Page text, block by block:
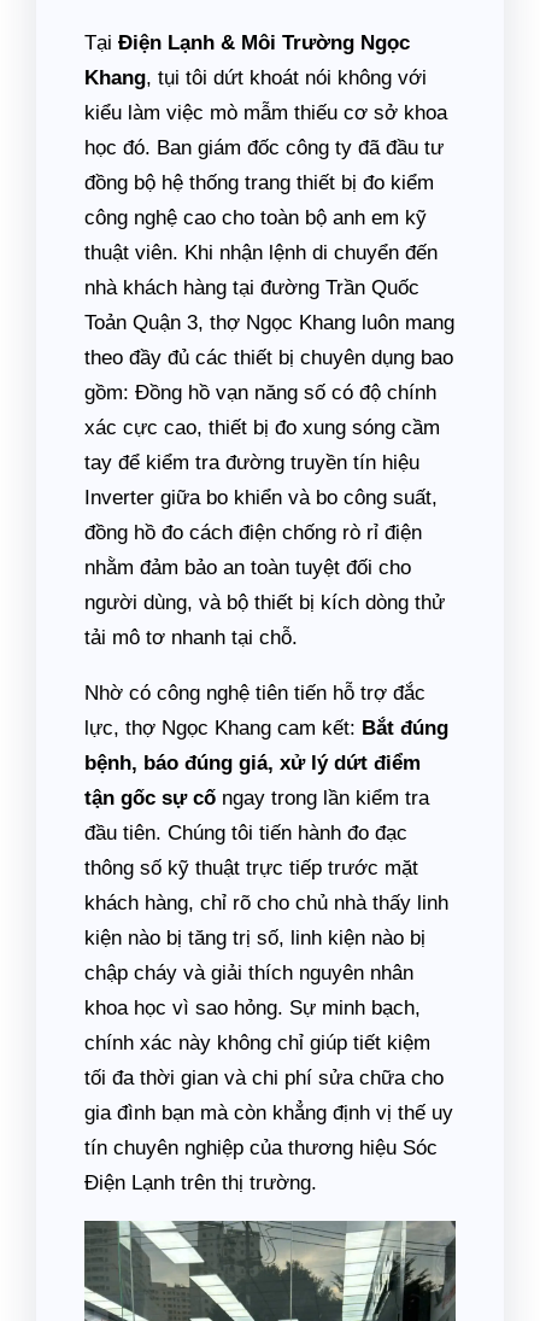
Tại Điện Lạnh & Môi Trường Ngọc
Khang, tụi tôi dứt khoát nói không với
kiểu làm việc mò mẫm thiếu cơ sở khoa
học đó. Ban giám đốc công ty đã đầu tư
đồng bộ hệ thống trang thiết bị đo kiểm
công nghệ cao cho toàn bộ anh em kỹ
thuật viên. Khi nhận lệnh di chuyển đến
nhà khách hàng tại đường Trần Quốc
Toản Quận 3, thợ Ngọc Khang luôn mang
theo đầy đủ các thiết bị chuyên dụng bao
gồm: Đồng hồ vạn năng số có độ chính
xác cực cao, thiết bị đo xung sóng cầm
tay để kiểm tra đường truyền tín hiệu
Inverter giữa bo khiển và bo công suất,
đồng hồ đo cách điện chống rò rỉ điện
nhằm đảm bảo an toàn tuyệt đối cho
người dùng, và bộ thiết bị kích dòng thử
tải mô tơ nhanh tại chỗ.
Nhờ có công nghệ tiên tiến hỗ trợ đắc
lực, thợ Ngọc Khang cam kết: Bắt đúng
bệnh, báo đúng giá, xử lý dứt điểm
tận gốc sự cố ngay trong lần kiểm tra
đầu tiên. Chúng tôi tiến hành đo đạc
thông số kỹ thuật trực tiếp trước mặt
khách hàng, chỉ rõ cho chủ nhà thấy linh
kiện nào bị tăng trị số, linh kiện nào bị
chập cháy và giải thích nguyên nhân
khoa học vì sao hỏng. Sự minh bạch,
chính xác này không chỉ giúp tiết kiệm
tối đa thời gian và chi phí sửa chữa cho
gia đình bạn mà còn khẳng định vị thế uy
tín chuyên nghiệp của thương hiệu Sóc
Điện Lạnh trên thị trường.